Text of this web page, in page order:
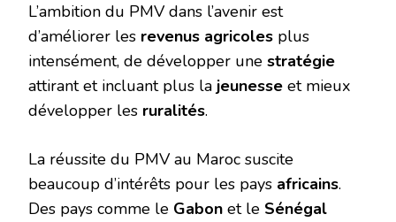
L’ambition du PMV dans l’avenir est
d’améliorer les revenus agricoles plus
intensément, de développer une stratégie
attirant et incluant plus la jeunesse et mieux
développer les ruralités.
La réussite du PMV au Maroc suscite
beaucoup d’intérêts pour les pays africains.
Des pays comme le Gabon et le Sénégal